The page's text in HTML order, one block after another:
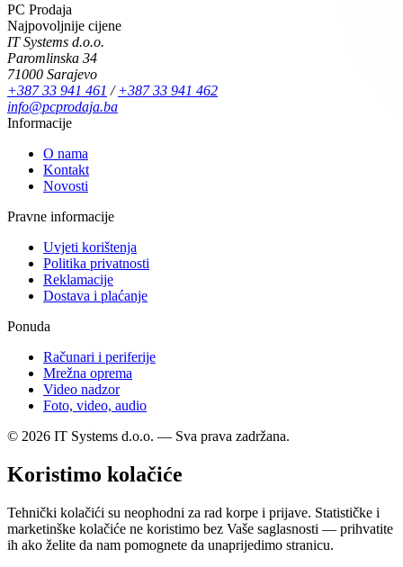
PC Prodaja
Najpovoljnije cijene
IT Systems d.o.o.
Paromlinska 34
71000 Sarajevo
+387 33 941 461 /+387 33 941 462
info@pcprodaja.ba
Informacije
O nama
Kontakt
Novosti
Pravne informacije
Uvjeti korištenja
Politika privatnosti
Reklamacije
Dostava i plaćanje
Ponuda
Računari i periferije
Mrežna oprema
Video nadzor
Foto, video, audio
© 2026 IT Systems d.o.o. — Sva prava zadržana.
Koristimo kolačiće
Tehnički kolačići su neophodni za rad korpe i prijave. Statističke i
marketinške kolačiće ne koristimo bez Vaše saglasnosti — prihvatite
ih ako želite da nam pomognete da unaprijedimo stranicu.